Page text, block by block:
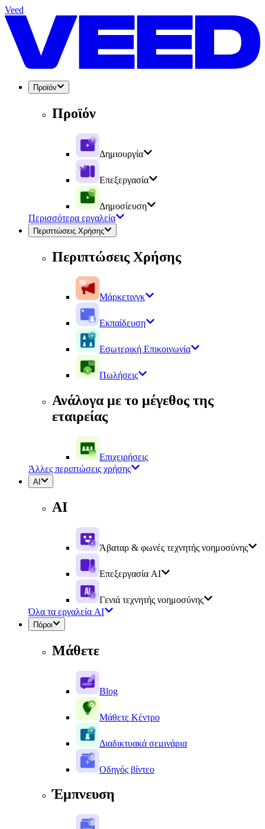
Veed
Προϊόν
Προϊόν
Δημιουργία
Επεξεργασία
Δημοσίευση
Περισσότερα εργαλεία
Περιπτώσεις Χρήσης
Περιπτώσεις Χρήσης
Μάρκετινγκ
Εκπαίδευση
Εσωτερική Επικοινωνία
Πωλήσεις
Ανάλογα με το μέγεθος της
εταιρείας
Επιχειρήσεις
Άλλες περιπτώσεις χρήσης
AI
AI
Άβαταρ & φωνές τεχνητής νοημοσύνης
Επεξεργασία AI
Γενιά τεχνητής νοημοσύνης
Όλα τα εργαλεία AI
Πόροι
Μάθετε
Blog
Μάθετε Κέντρο
Διαδικτυακά σεμινάρια
Οδηγός βίντεο
Έμπνευση